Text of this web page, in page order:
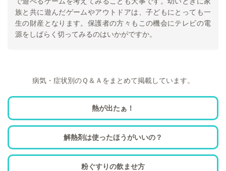
族と共に遊んだゲームやアウトドアは、子どもにとっても一
生の財産となります。保護者の方々もこの機会にテレビの電
源をしばらく切ってみるのはいかがですか。
病気・症状別のＱ＆Ａをまとめて掲載しています。
熱が出たぁ！
解熱剤は使ったほうがいいの？
粉ぐすりの飲ませ方